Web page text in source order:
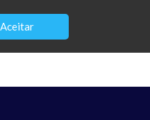
Aceitar
Contato